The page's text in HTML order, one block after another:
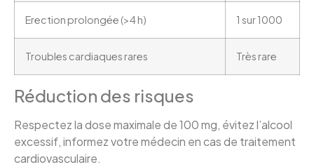
Erection prolongée (>4 h) 1 sur 1000
Troubles cardiaques rares Très rare
Réduction des risques
Respectez la dose maximale de 100 mg, évitez l’alcool
excessif, informez votre médecin en cas de traitement
cardiovasculaire.